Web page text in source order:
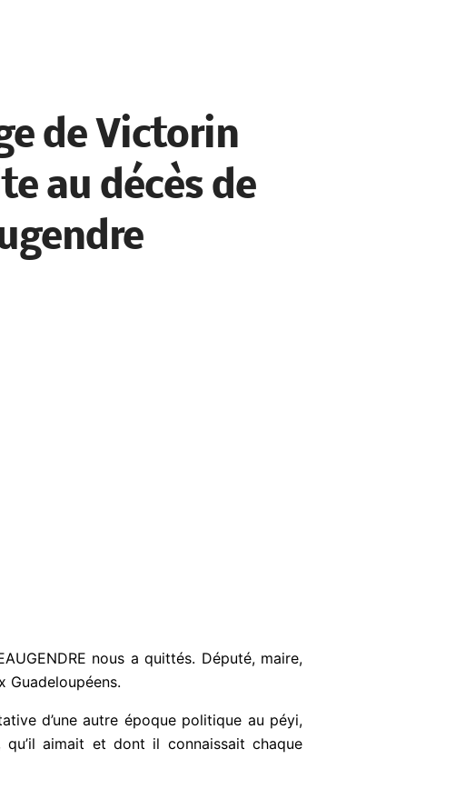
de Victorin
au décès de
nous a quittés. Député, maire,
d’une autre époque politique au péyi,
qu’il aimait et dont il connaissait chaque